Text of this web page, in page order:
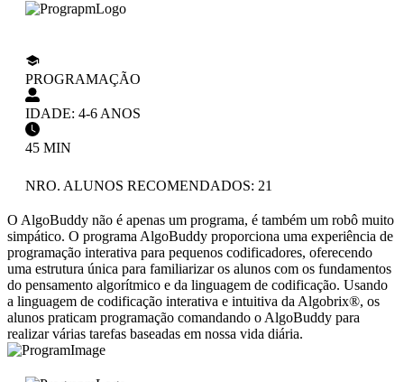
PROGRAMAÇÃO
IDADE: 4-6 ANOS
45 MIN
NRO. ALUNOS RECOMENDADOS: 21
O AlgoBuddy não é apenas um programa, é também um robô muito
simpático. O programa AlgoBuddy proporciona uma experiência de
programação interativa para pequenos codificadores, oferecendo
uma estrutura única para familiarizar os alunos com os fundamentos
do pensamento algorítmico e da linguagem de codificação. Usando
a linguagem de codificação interativa e intuitiva da Algobrix®, os
alunos praticam programação comandando o AlgoBuddy para
realizar várias tarefas baseadas em nossa vida diária.